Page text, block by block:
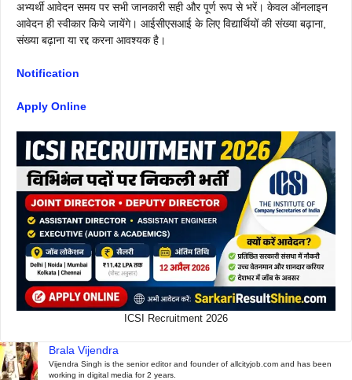
अभ्यर्थी आवेदन समय पर सभी जानकारी सही और पूर्ण रूप से भरें। केवल ऑनलाइन
आवेदन ही स्वीकार किये जायेंगे। आईसीएसआई के लिए विद्यार्थियों की संख्या बढ़ाना,
संख्या बढ़ाना या रद्द करना आवश्यक है।
Notification
Apply Online
ICSI Recruitment 2026
Brala Vijendra
Vijendra Singh is the senior editor and founder of allcityjob.com and has been
working in digital media for 2 years.